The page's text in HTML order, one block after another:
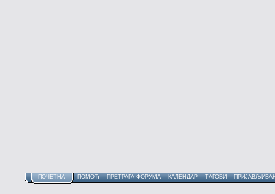
ПОЧЕТНА ПОМОЋ ПРЕТРАГА ФОРУМА КАЛЕНДАР ТАГОВИ